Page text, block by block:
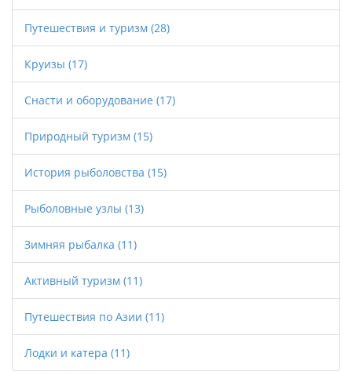
Путешествия и туризм (28)
Круизы (17)
Снасти и оборудование (17)
Природный туризм (15)
История рыболовства (15)
Рыболовные узлы (13)
Зимняя рыбалка (11)
Активный туризм (11)
Путешествия по Азии (11)
Лодки и катера (11)